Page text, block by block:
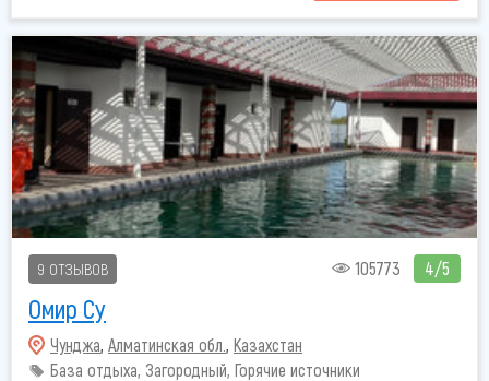
9 ОТЗЫВОВ 105773 4/5
Омир Су
Чунджа Алматинская обл. Казахстан
База отдыха, Загородный, Горячие источники